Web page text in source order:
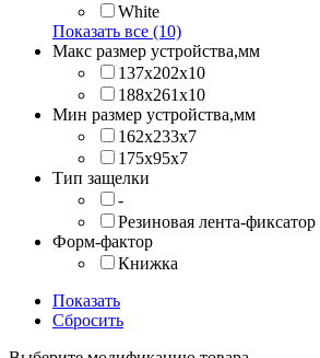
White
Показать все (10)
Макс размер устройства,мм
137х202x10
188х261x10
Мин размер устройства,мм
162x233x7
175x95x7
Тип защелки
-
Резиновая лента-фиксатор
Форм-фактор
Книжка
Показать
Сбросить